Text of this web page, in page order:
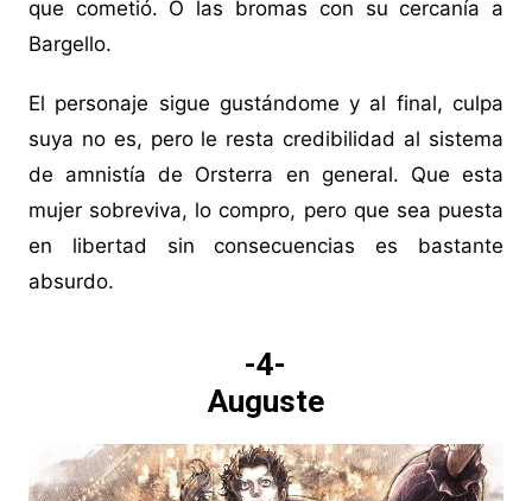
que cometió. O las bromas con su cercanía a
Bargello.
El personaje sigue gustándome y al final, culpa
suya no es, pero le resta credibilidad al sistema
de amnistía de Orsterra en general. Que esta
mujer sobreviva, lo compro, pero que sea puesta
en libertad sin consecuencias es bastante
absurdo.
-4-
Auguste